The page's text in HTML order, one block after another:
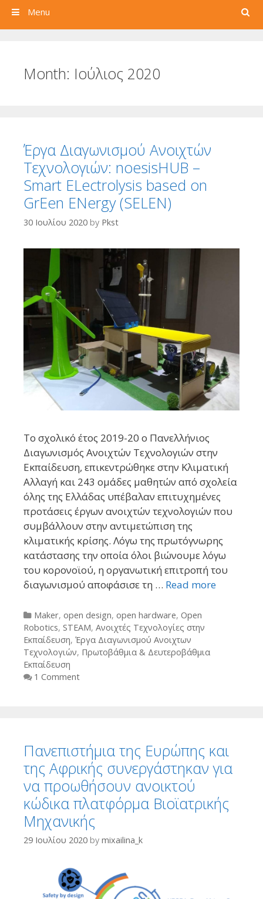
Search
Menu
Month: Ιούλιος 2020
Έργα Διαγωνισμού Ανοιχτών
Τεχνολογιών: noesisHUB –
Smart ELectrolysis based on
GrEen ENergy (SELEN)
30 Ιουλίου 2020 by Pkst
Το σχολικό έτος 2019-20 ο Πανελλήνιος
Διαγωνισμός Ανοιχτών Τεχνολογιών στην
Εκπαίδευση, επικεντρώθηκε στην Κλιματική
Αλλαγή και 243 ομάδες μαθητών από σχολεία
όλης της Ελλάδας υπέβαλαν επιτυχημένες
προτάσεις έργων ανοιχτών τεχνολογιών που
συμβάλλουν στην αντιμετώπιση της
κλιματικής κρίσης. Λόγω της πρωτόγνωρης
κατάστασης την οποία όλοι βιώνουμε λόγω
του κορονοϊού, η οργανωτική επιτροπή του
διαγωνισμού αποφάσισε τη … Read more
Categories
Maker, open design, open hardware, Open
Robotics, STEAM, Ανοιχτές Τεχνολογίες στην
Εκπαίδευση, Έργα Διαγωνισμού Ανοιχτων
Τεχνολογιών, Πρωτοβάθμια & Δευτεροβάθμια
Εκπαίδευση
1 Comment
Πανεπιστήμια της Ευρώπης και
της Αφρικής συνεργάστηκαν για
να προωθήσουν ανοικτού
κώδικα πλατφόρμα Βιοϊατρικής
Μηχανικής
29 Ιουλίου 2020 by mixailina_k